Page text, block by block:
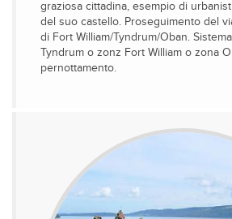
graziosa cittadina, esempio di
del suo castello. Proseguimento del
di Fort William/Tyndrum/Oban.
Tyndrum o zonz Fort William o zona
pernottamento.